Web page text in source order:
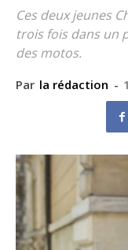
Ces deux jeunes
trois fois dans un
des motos.
Par la rédaction -